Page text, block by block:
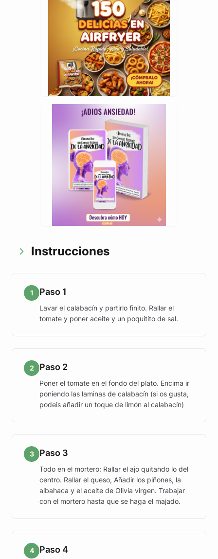
Instrucciones
1 Paso 1
Lavar el calabacín y partirlo finito. Rallar el
tomate y poner aceite y un poquitito de sal.
2 Paso 2
Poner el tomate en el fondo del plato. Encima ir
poniendo las laminas de calabacín (si os gusta,
podeis añadir un toque de limón al calabacín)
3 Paso 3
Todo en el mortero: Rallar el ajo quitando lo del
centro. Rallar el queso, Añadir los piñones, la
albahaca y el aceite de Olivia virgen. Trabajar
con el mortero hasta que se haga el majado.
4 Paso 4